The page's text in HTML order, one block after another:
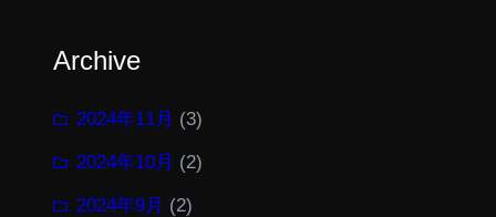
Archive
2024年11月 (3)
2024年10月 (2)
2024年9月 (2)